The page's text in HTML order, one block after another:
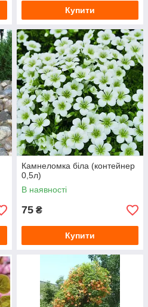
Купити
Камнеломка біла (контейнер
0,5л)
В наявності
75 ₴
Купити